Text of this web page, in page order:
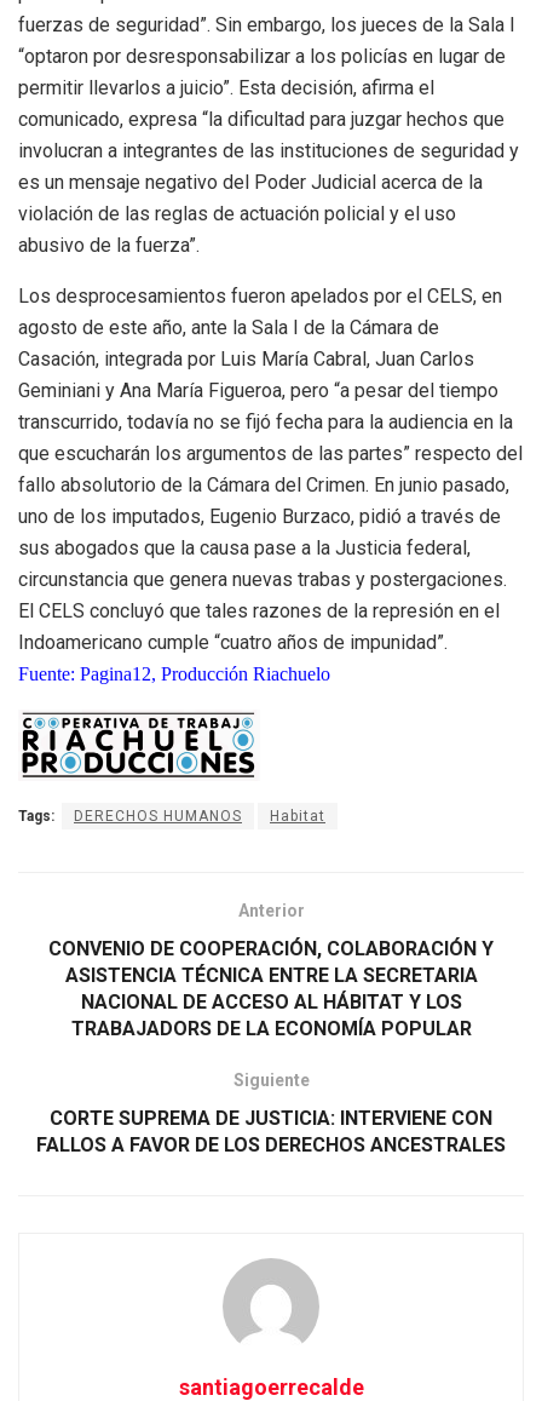
fuerzas de seguridad”. Sin embargo, los jueces de la Sala I
“optaron por desresponsabilizar a los policías en lugar de
permitir llevarlos a juicio”. Esta decisión, afirma el
comunicado, expresa “la dificultad para juzgar hechos que
involucran a integrantes de las instituciones de seguridad y
es un mensaje negativo del Poder Judicial acerca de la
violación de las reglas de actuación policial y el uso
abusivo de la fuerza”.
Los desprocesamientos fueron apelados por el CELS, en
agosto de este año, ante la Sala I de la Cámara de
Casación, integrada por Luis María Cabral, Juan Carlos
Geminiani y Ana María Figueroa, pero “a pesar del tiempo
transcurrido, todavía no se fijó fecha para la audiencia en la
que escucharán los argumentos de las partes” respecto del
fallo absolutorio de la Cámara del Crimen. En junio pasado,
uno de los imputados, Eugenio Burzaco, pidió a través de
sus abogados que la causa pase a la Justicia federal,
circunstancia que genera nuevas trabas y postergaciones.
El CELS concluyó que tales razones de la represión en el
Indoamericano cumple “cuatro años de impunidad”.
Fuente: Pagina12, Producción Riachuelo
Tags: DERECHOS HUMANOS Habitat
Anterior
CONVENIO DE COOPERACIÓN, COLABORACIÓN Y
ASISTENCIA TÉCNICA ENTRE LA SECRETARIA
NACIONAL DE ACCESO AL HÁBITAT Y LOS
TRABAJADORS DE LA ECONOMÍA POPULAR
Siguiente
CORTE SUPREMA DE JUSTICIA: INTERVIENE CON
FALLOS A FAVOR DE LOS DERECHOS ANCESTRALES
santiagoerrecalde